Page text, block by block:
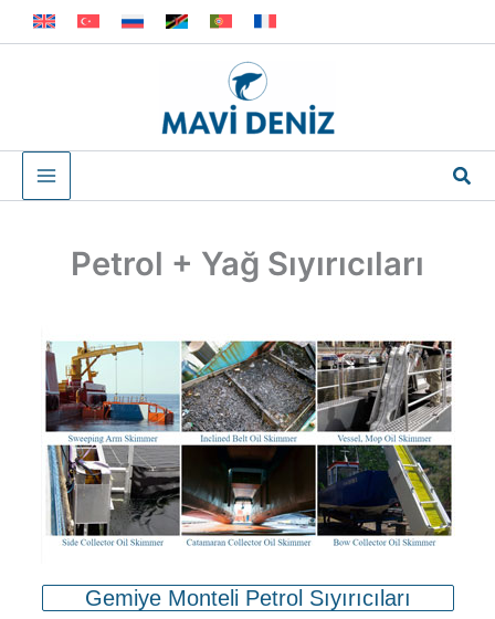
İçeriğe
atla
Petrol + Yağ Sıyırıcıları
Gemiye Monteli Petrol Sıyırıcıları